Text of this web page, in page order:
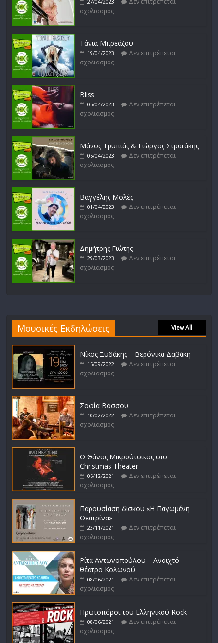
σχολιασμός
27/04/2023
σχολιασμός
Τάνια Μπρεάζου
19/04/2023
Δεν επιτρέπεται
σχολιασμός
Bliss
05/04/2023
Δεν επιτρέπεται
σχολιασμός
Μάνος Τρυπιάς & Γιώργος Στρατάκης
05/04/2023
Δεν επιτρέπεται
σχολιασμός
Βαγγέλης Μολές
01/04/2023
Δεν επιτρέπεται
σχολιασμός
Δημήτρης Γιώτης
29/03/2023
Δεν επιτρέπεται
σχολιασμός
Μουσικές Εκδηλώσεις View All
Νίκος Ξυδάκης – Βερόνικα Δαβάκη
15/09/2022
Δεν επιτρέπεται
σχολιασμός
Σοφία Βόσσου
10/02/2022
Δεν επιτρέπεται
σχολιασμός
Ο Θάνος Μικρούτσικος στο
Christmas Theater
06/12/2021
Δεν επιτρέπεται
σχολιασμός
Παρουσίαση δίσκου «Η Παγωμένη
Θεατρίνα»
23/11/2021
Δεν επιτρέπεται
σχολιασμός
Ρίτα Αντωνοπούλου – Ανοιχτό
θέατρο Κολωνού
08/06/2021
Δεν επιτρέπεται
σχολιασμός
Πρωτοπόροι του Ελληνικού Rock
08/06/2021
Δεν επιτρέπεται
σχολιασμός